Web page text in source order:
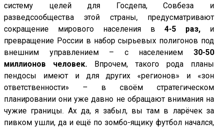
систему целей для Госдепа, Совбеза и
разведсообщества этой страны, предусматривают
сокращение мирового населения в 4-5 раз, и
превращение России в набор сырьевых полигонов под
внешним управлением – с населением 30-50
миллионов человек. Впрочем, такого рода планы
пендосы имеют и для других «регионов» и «зон
ответственности» – в своём стратегическом
планировании они уже давно не обращают внимания на
чужие границы. Ах да, я забыл, вы там в ларёчек за
пивком ушли, да и ещё по зомбо-ящику футбол начался,